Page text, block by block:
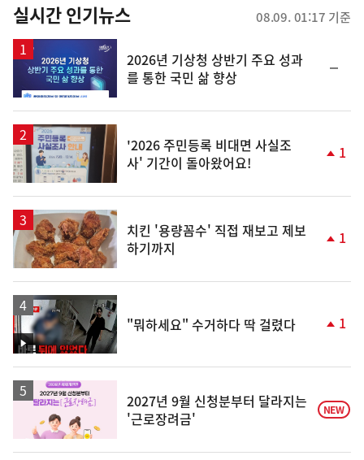
실시간 인기뉴스 08.09. 01:17 기준
2026년 기상청 상반기 주요 성과
를 통한 국민 삶 향상
'2026 주민등록 비대면 사실조
사' 기간이 돌아왔어요!
상
1
치킨 '용량꼼수' 직접 재보고 제보
하기까지
상
1
영
상
"뭐하세요" 수거하다 딱 걸렸다
상
1
2027년 9월 신청분부터 달라지는
'근로장려금'
NEW